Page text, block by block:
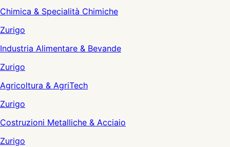
Chimica & Specialità Chimiche
Zurigo
Industria Alimentare & Bevande
Zurigo
Agricoltura & AgriTech
Zurigo
Costruzioni Metalliche & Acciaio
Zurigo